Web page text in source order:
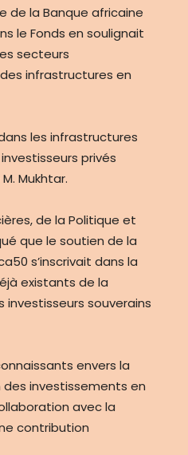
de la Banque africaine
le Fonds en soulignait
secteurs
infrastructures en
les infrastructures
privés
Mukhtar.
de la Politique et
que le soutien de la
s’inscrivait dans la
existants de la
souverains
envers la
investissements en
avec la
contribution